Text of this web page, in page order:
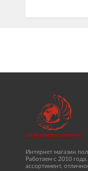
Интернет магазин
Работаем с 2010
ассортимент,